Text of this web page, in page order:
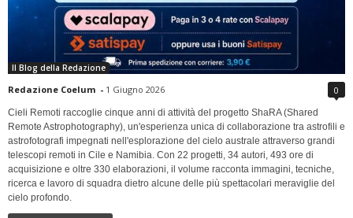
Il Blog della Redazione
Redazione Coelum - 1 Giugno 2026 0
Cieli Remoti raccoglie cinque anni di attività del progetto ShaRA (Shared
Remote Astrophotography), un'esperienza unica di collaborazione tra astrofili e
astrofotografi impegnati nell'esplorazione del cielo australe attraverso grandi
telescopi remoti in Cile e Namibia. Con 22 progetti, 34 autori, 493 ore di
acquisizione e oltre 330 elaborazioni, il volume racconta immagini, tecniche,
ricerca e lavoro di squadra dietro alcune delle più spettacolari meraviglie del
cielo profondo.